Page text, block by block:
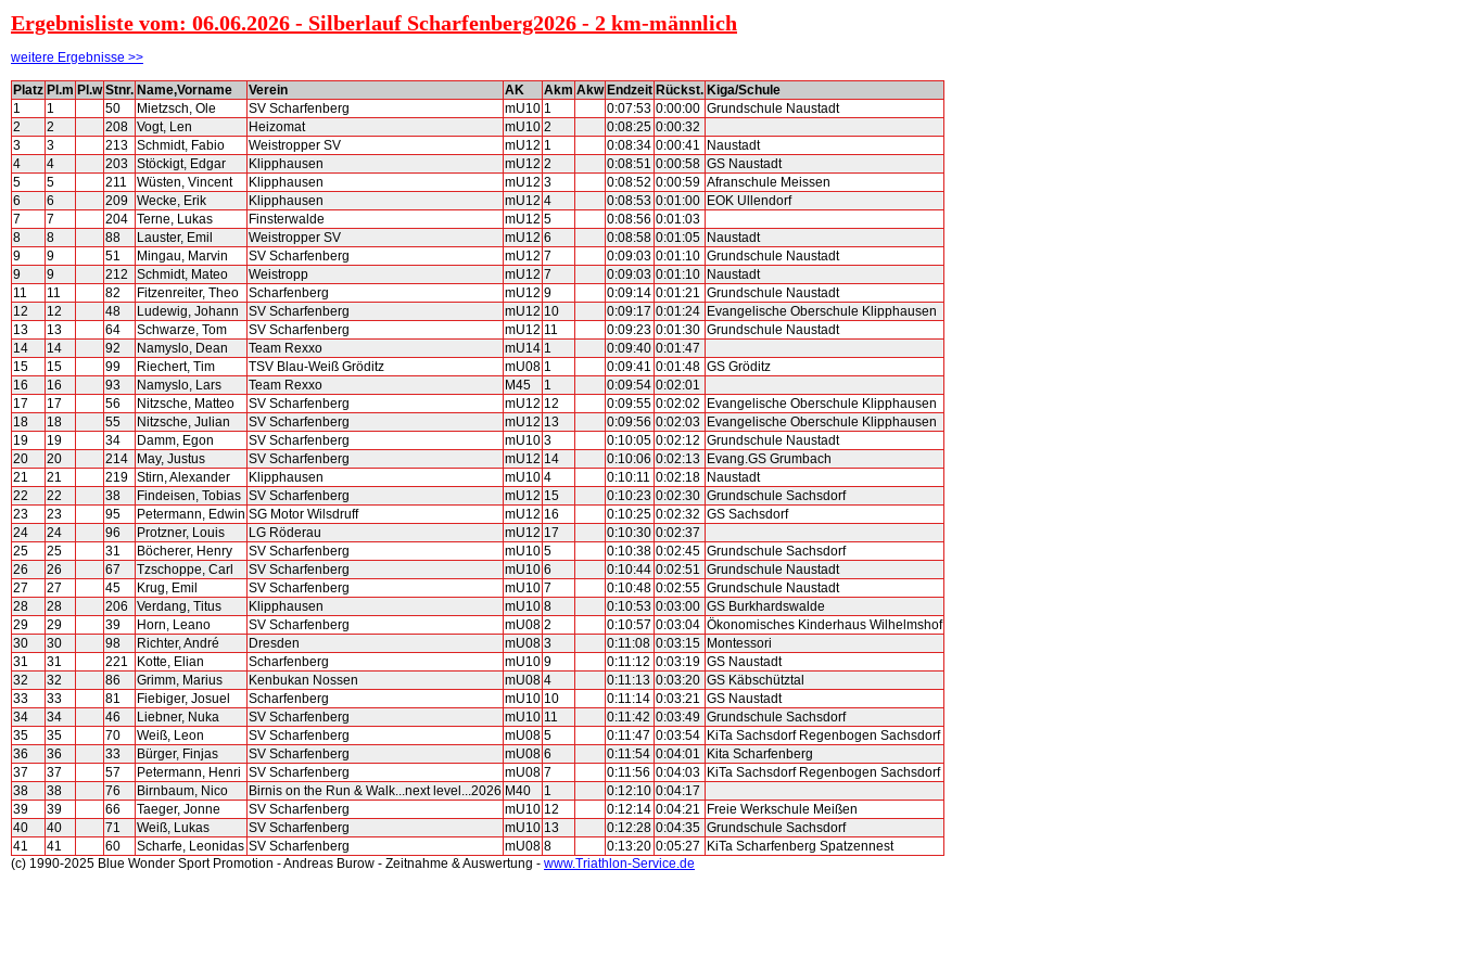
Ergebnisliste vom: 06.06.2026 - Silberlauf Scharfenberg2026 - 2 km-männlich
weitere Ergebnisse >>
Platz Pl.m Pl.w Stnr. Name,Vorname Verein AK Akm Akw Endzeit Rückst. Kiga/Schule
1
1 50 Mietzsch, Ole SV Scharfenberg mU10 1 0:07:53 0:00:00 Grundschule Naustadt
2
2 208 Vogt, Len Heizomat mU10 2 0:08:25 0:00:32
3
3 213 Schmidt, Fabio Weistropper SV mU12 1 0:08:34 0:00:41
Naustadt
4
4 203 Stöckigt, Edgar Klipphausen mU12 2 0:08:51 0:00:58 GS Naustadt
5
5 211 Wüsten, Vincent Klipphausen mU12 3 0:08:52 0:00:59 Afranschule Meissen
6
6 209 Wecke, Erik Klipphausen mU12 4 0:08:53 0:01:00 EOK Ullendorf
7
7 204 Terne, Lukas Finsterwalde mU12 5 0:08:56 0:01:03
8
8 88 Lauster, Emil Weistropper SV mU12 6 0:08:58 0:01:05 Naustadt
9
9 51 Mingau, Marvin SV Scharfenberg mU12 7 0:09:03 0:01:10 Grundschule Naustadt
9
9 212 Schmidt, Mateo Weistropp mU12 7 0:09:03 0:01:10 Naustadt
11
11 82 Fitzenreiter, Theo Scharfenberg mU12 9 0:09:14 0:01:21 Grundschule Naustadt
12
12 48 Ludewig, Johann SV Scharfenberg mU12 10 0:09:17 0:01:24 Evangelische Oberschule Klipphausen
13
13 64 Schwarze, Tom SV Scharfenberg mU12 11 0:09:23 0:01:30 Grundschule Naustadt
14
14 92 Namyslo, Dean Team Rexxo mU14 1 0:09:40 0:01:47
15
15 99 Riechert, Tim TSV Blau-Weiß Gröditz mU08 1 0:09:41 0:01:48 GS Gröditz
16
16 93 Namyslo, Lars Team Rexxo M45 1 0:09:54 0:02:01
17
17 56 Nitzsche, Matteo SV Scharfenberg mU12 12 0:09:55 0:02:02
Evangelische Oberschule Klipphausen
18
18 55 Nitzsche, Julian SV Scharfenberg mU12 13 0:09:56 0:02:03
Evangelische Oberschule Klipphausen
19
19 34 Damm, Egon SV Scharfenberg mU10 3 0:10:05 0:02:12 Grundschule Naustadt
20
20 214 May, Justus SV Scharfenberg mU12 14 0:10:06 0:02:13
Evang.GS Grumbach
21
21 219 Stirn, Alexander Klipphausen mU10 4 0:10:11 0:02:18 Naustadt
22
22 38 Findeisen, Tobias SV Scharfenberg mU12 15 0:10:23 0:02:30 Grundschule Sachsdorf
23
23 95 Petermann, Edwin SG Motor Wilsdruff mU12 16 0:10:25 0:02:32 GS Sachsdorf
24
24 96 Protzner, Louis LG Röderau mU12 17 0:10:30 0:02:37
25
25 31 Böcherer, Henry SV Scharfenberg mU10 5 0:10:38 0:02:45 Grundschule Sachsdorf
26
26 67 Tzschoppe, Carl SV Scharfenberg mU10 6 0:10:44 0:02:51 Grundschule Naustadt
27
27 45 Krug, Emil SV Scharfenberg mU10 7 0:10:48 0:02:55 Grundschule Naustadt
28
28 206 Verdang, Titus Klipphausen mU10 8 0:10:53 0:03:00 GS Burkhardswalde
29
29 39 Horn, Leano SV Scharfenberg mU08 2 0:10:57 0:03:04 Ökonomisches Kinderhaus Wilhelmshof
30
30 98 Richter, André Dresden mU08 3 0:11:08 0:03:15 Montessori
31
31 221 Kotte, Elian Scharfenberg mU10 9 0:11:12 0:03:19 GS Naustadt
32
32 86 Grimm, Marius Kenbukan Nossen mU08 4 0:11:13 0:03:20 GS Käbschütztal
33
33 81 Fiebiger, Josuel Scharfenberg mU10 10 0:11:14 0:03:21 GS Naustadt
34
34 46 Liebner, Nuka SV Scharfenberg mU10 11 0:11:42 0:03:49 Grundschule Sachsdorf
35
35 70 Weiß, Leon SV Scharfenberg mU08 5 0:11:47 0:03:54 KiTa Sachsdorf Regenbogen Sachsdorf
36
36 33 Bürger, Finjas SV Scharfenberg mU08 6 0:11:54 0:04:01
Kita Scharfenberg
37
37 57 Petermann, Henri SV Scharfenberg mU08 7 0:11:56 0:04:03 KiTa Sachsdorf Regenbogen Sachsdorf
38
38 76 Birnbaum, Nico Birnis on the Run & Walk...next level...2026 M40 1 0:12:10 0:04:17
39
39 66 Taeger, Jonne SV Scharfenberg mU10 12 0:12:14 0:04:21
Freie Werkschule Meißen
40
40 71 Weiß, Lukas SV Scharfenberg mU10 13 0:12:28 0:04:35 Grundschule Sachsdorf
41
41 60 Scharfe, Leonidas SV Scharfenberg mU08 8 0:13:20 0:05:27
KiTa Scharfenberg Spatzennest
(c) 1990-2025 Blue Wonder Sport Promotion - Andreas Burow - Zeitnahme & Auswertung - www.Triathlon-Service.de